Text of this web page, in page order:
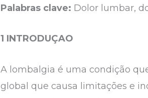
Palabras clave: Dolor lumbar,
1 INTRODUÇAO
A lombalgia é uma condição
global que causa limitações e